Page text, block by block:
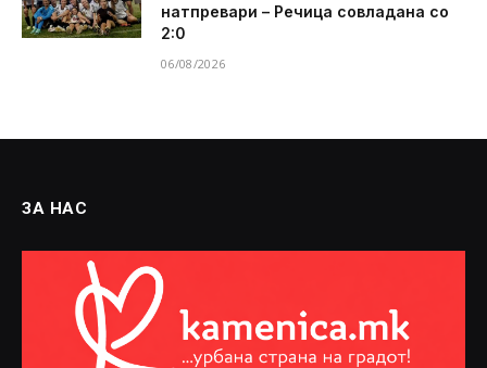
натпревари – Речица совладана со
2:0
06/08/2026
ЗА НАС